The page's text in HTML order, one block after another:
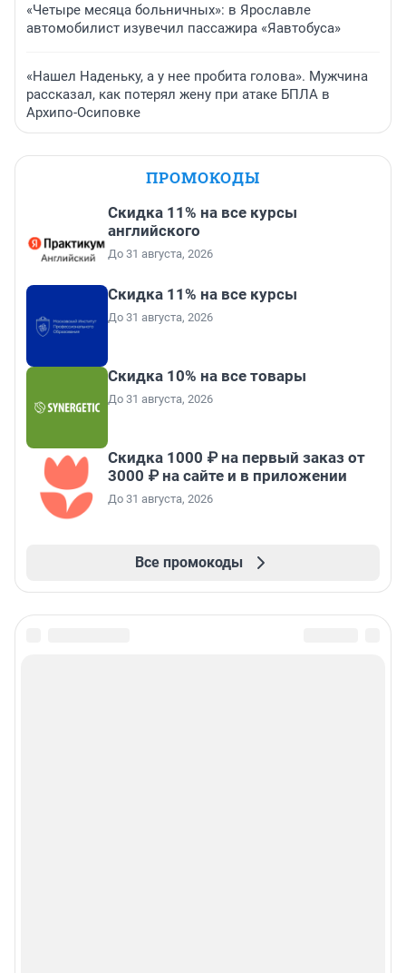
«Четыре месяца больничных»: в Ярославле
автомобилист изувечил пассажира «Яавтобуса»
«Нашел Наденьку, а у нее пробита голова». Мужчина
рассказал, как потерял жену при атаке БПЛА в
Архипо-Осиповке
ПРОМОКОДЫ
Скидка 11% на все курсы
английского
До 31 августа, 2026
Скидка 11% на все курсы
До 31 августа, 2026
Скидка 10% на все товары
До 31 августа, 2026
Скидка 1000 ₽ на первый заказ от
3000 ₽ на сайте и в приложении
До 31 августа, 2026
Все промокоды